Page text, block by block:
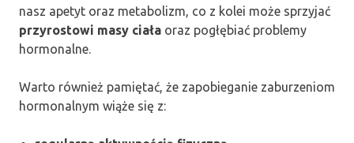
nasz apetyt oraz metabolizm, co z kolei może sprzyjać
przyrostowi masy ciała oraz pogłębiać problemy
hormonalne.
Warto również pamiętać, że zapobieganie zaburzeniom
hormonalnym wiąże się z: